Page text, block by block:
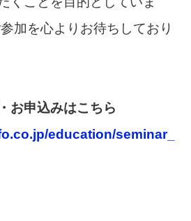
加を心よりお待ちしており
お申込みはこちら
education/seminar_